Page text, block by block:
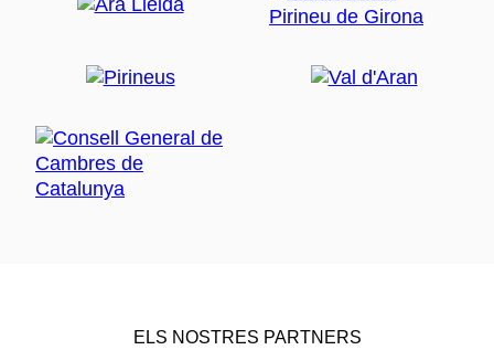
ELS NOSTRES PARTNERS